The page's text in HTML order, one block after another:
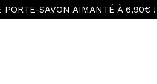
PORTE-SAVON AIMANTÉ À 6,90€ !